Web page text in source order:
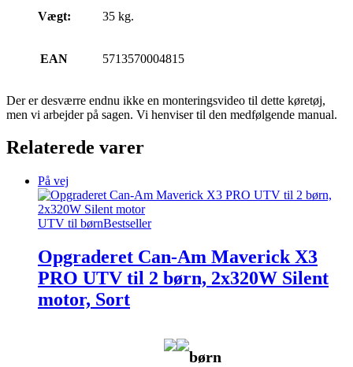
Vægt: 35 kg.
EAN 5713570004815
Der er desværre endnu ikke en monteringsvideo til dette køretøj,
men vi arbejder på sagen. Vi henviser til den medfølgende manual.
Relaterede varer
På vej
UTV til børnBestseller
Opgraderet Can-Am Maverick X3
PRO UTV til 2 børn, 2x320W Silent
motor, Sort
børn